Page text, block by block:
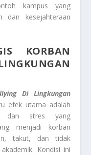
kampus yang
dan kesejahteraan
KORBAN
Di Lingkungan
efek utama adalah
dan stres yang
menjadi korban
takut, dan tidak
Kondisi ini